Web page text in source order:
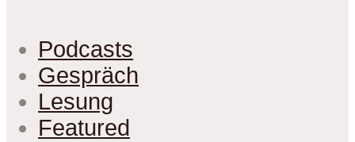
Podcasts
Gespräch
Lesung
Featured